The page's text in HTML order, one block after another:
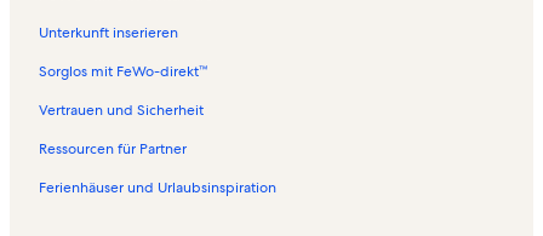
Ferienwohnungen in Lechfall
Ferienwohnungen in Alterschrofen
Ferienwohnungen in Füssen
Unterkunft inserieren
Sorglos mit FeWo-direkt™
Vertrauen und Sicherheit
Ressourcen für Partner
Ferienhäuser und Urlaubsinspiration